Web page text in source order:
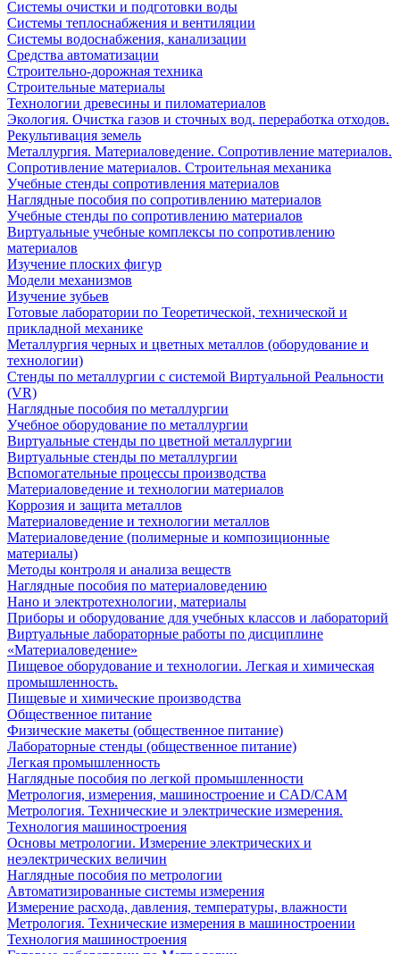
Системы очистки и подготовки воды
Системы теплоснабжения и вентиляции
Системы водоснабжения, канализации
Средства автоматизации
Строительно-дорожная техника
Строительные материалы
Технологии древесины и пиломатериалов
Экология. Очистка газов и сточных вод. переработка отходов.
Рекультивация земель
Металлургия. Материаловедение. Сопротивление материалов.
Сопротивление материалов. Строительная механика
Учебные стенды сопротивления материалов
Наглядные пособия по сопротивлению материалов
Учебные стенды по сопротивлению материалов
Виртуальные учебные комплексы по сопротивлению
материалов
Изучение плоских фигур
Модели механизмов
Изучение зубьев
Готовые лаборатории по Теоретической, технической и
прикладной механике
Металлургия черных и цветных металлов (оборудование и
технологии)
Cтенды по металлургии с системой Виртуальной Реальности
(VR)
Наглядные пособия по металлургии
Учебное оборудование по металлургии
Виртуальные стенды по цветной металлургии
Виртуальные стенды по металлургии
Вспомогательные процессы производства
Материаловедение и технологии материалов
Коррозия и защита металлов
Материаловедение и технологии металлов
Материаловедение (полимерные и композиционные
материалы)
Методы контроля и анализа веществ
Наглядные пособия по материаловедению
Нано и электротехнологии, материалы
Приборы и оборудование для учебных классов и лабораторий
Виртуальные лабораторные работы по дисциплине
«Материаловедение»
Пищевое оборудование и технологии. Легкая и химическая
промышленность.
Пищевые и химические производства
Общественное питание
Физические макеты (общественное питание)
Лабораторные стенды (общественное питание)
Легкая промышленность
Наглядные пособия по легкой промышленности
Метрология, измерения, машиностроение и CAD/CAM
Метрология. Технические и электрические измерения.
Технология машиностроения
Основы метрологии. Измерение электрических и
неэлектрических величин
Наглядные пособия по метрологии
Автоматизированные системы измерения
Измерение расхода, давления, температуры, влажности
Метрология. Технические измерения в машиностроении
Технология машиностроения